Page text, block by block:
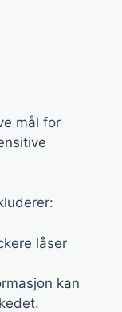
mål for
låser
kan